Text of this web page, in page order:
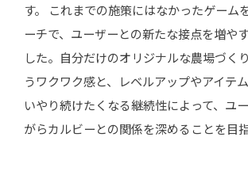
す。 これまでの施策にはなかったゲーム
ーチで、ユーザーとの新たな接点を増や
した。自分だけのオリジナルな農場づく
うワクワク感と、レベルアップやアイテ
いやり続けたくなる継続性によって、ユ
がらカルビーとの関係を深めることを目